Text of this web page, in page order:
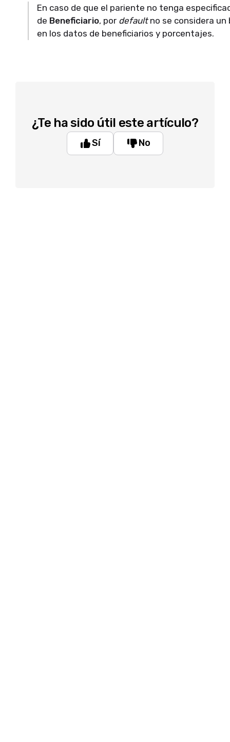
En caso de que el pariente no tenga
de Beneficiario, por default no se considera
en los datos de beneficiarios y porcentajes.
¿Te ha sido útil este artículo?
Sí No